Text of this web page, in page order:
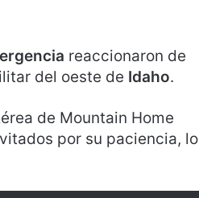
reaccionaron de
del oeste de Idaho.
de Mountain Home
por su paciencia, lo